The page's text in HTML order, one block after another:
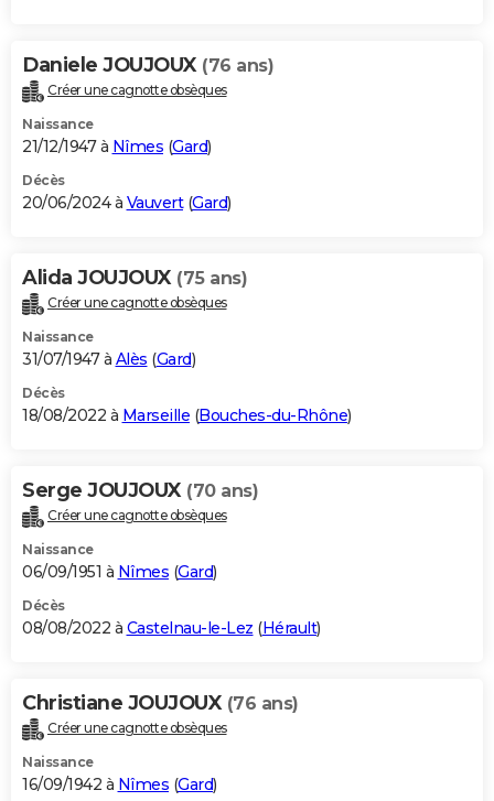
Daniele JOUJOUX (76 ans)
Créer une cagnotte obsèques
Naissance
21/12/1947 à Nîmes (Gard)
Décès
20/06/2024 à Vauvert(Gard)
Alida JOUJOUX (75 ans)
Créer une cagnotte obsèques
Naissance
31/07/1947 à Alès (Gard)
Décès
18/08/2022 à Marseille (Bouches-du-Rhône)
Serge JOUJOUX (70 ans)
Créer une cagnotte obsèques
Naissance
06/09/1951 à Nîmes (Gard)
Décès
08/08/2022 à Castelnau-le-Lez (Hérault)
Christiane JOUJOUX (76 ans)
Créer une cagnotte obsèques
Naissance
16/09/1942 à Nîmes (Gard)